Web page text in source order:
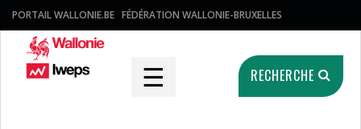
PORTAIL WALLONIE.BE FÉDÉRATION WALLONIE-BRUXELLES
☰ RECHERCHE